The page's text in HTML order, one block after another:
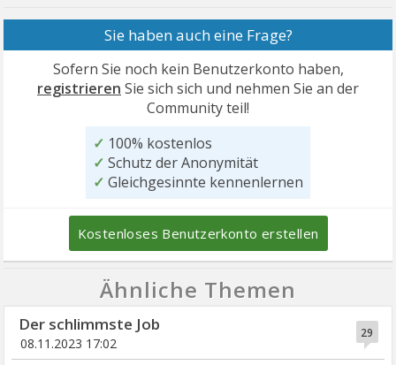
Sie haben auch eine Frage?
Sofern Sie noch kein Benutzerkonto haben,
registrieren Sie sich sich und nehmen Sie an der
Community teil!
✓ 100% kostenlos
✓ Schutz der Anonymität
✓ Gleichgesinnte kennenlernen
Kostenloses Benutzerkonto erstellen
Ähnliche Themen
29
Der schlimmste Job
08.11.2023 17:02